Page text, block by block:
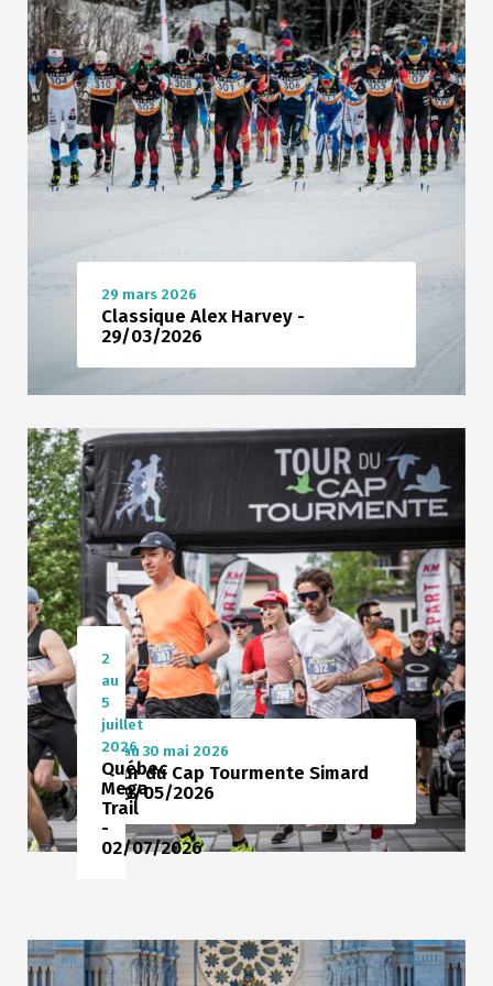
29 mars 2026
Classique Alex Harvey -
29/03/2026
29 au 30 mai 2026
Tour du Cap Tourmente Simard
- 29/05/2026
2
au
5
juillet
2026
Québec
Mega
Trail
-
02/07/2026